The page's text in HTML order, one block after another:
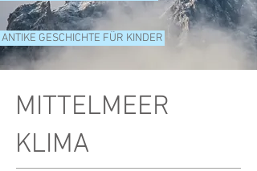
ANTIKE GESCHICHTE FÜR KINDER
MITTELMEER
KLIMA